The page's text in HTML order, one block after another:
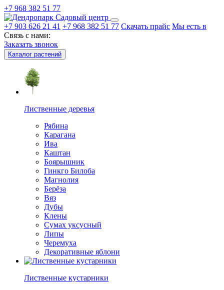
+7 968 382 51 77
Садовый центр
+7 903 626 21 41 +7 968 382 51 77 Скачать прайс Мы есть в
Связь с нами:
Заказать звонок
Каталог растений
Лиственные деревья
Рябина
Карагана
Ива
Каштан
Боярышник
Гинкго Билоба
Магнолия
Берёза
Вяз
Дубы
Клены
Сумах уксусный
Липы
Черемуха
Декоративные яблони
Лиственные кустарники